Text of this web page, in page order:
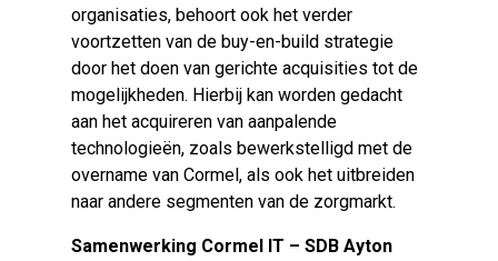
organisaties, behoort ook het verder
voortzetten van de buy-en-build strategie
door het doen van gerichte acquisities tot de
mogelijkheden. Hierbij kan worden gedacht
aan het acquireren van aanpalende
technologieën, zoals bewerkstelligd met de
overname van Cormel, als ook het uitbreiden
naar andere segmenten van de zorgmarkt.
Samenwerking Cormel IT – SDB Ayton